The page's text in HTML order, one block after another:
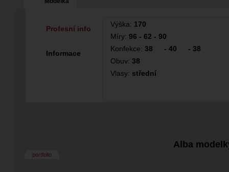
Výška: 170
Míry: 96 - 62 - 90
Konfekce: 38 - 40 - 38
Obuv: 38
Vlasy: střední
Profesní info
Informace
Alba
portfolio